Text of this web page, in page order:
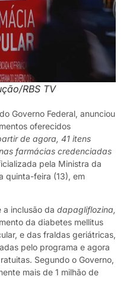
RBS TV
Governo Federal, anunciou
oferecidos
de agora, 41 itens
farmácias credenciadas
pela Ministra da
quinta-feira (13), em
a inclusão da dapagliflozina,
da diabetes mellitus
e das fraldas geriátricas,
pelo programa e agora
Segundo o Governo,
mais de 1 milhão de